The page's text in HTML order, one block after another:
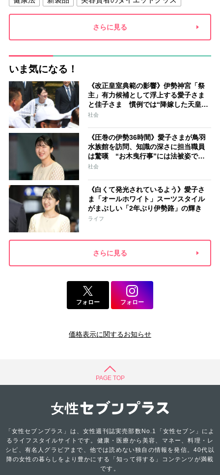
夫との関係
新津春子 どか食い
さらに見る
いま気になる！
《改正皇室典範の影響》伊勢神宮「祭
主」有力候補として浮上する愛子さま
と佳子さま 慣例では“降嫁した天皇家
の女性”が就任「結婚と祭祀の狭間で思
社会
《圧巻の伊勢36時間》愛子さまが鳥羽
水族館を訪問、知識の深さに担当職員
は驚嘆 “お木曳行事”には法被姿で参
加「市民に交じって一生懸命引いてお
社会
《白くて発光されているよう》愛子さ
ま「オールホワイト」スーツスタイル
がまぶしい「2年ぶり伊勢路」の輝き
ライフ
さらに見る
フォロー フォロー
価格表示に関するお知らせ
PAGE TOP
「女性セブンプラス」は、女性週刊誌実売部数No.1「女性セブン」によ
るライフスタイルサイトです。健康・医療から美容、マネー、料理・レ
シピ、有名人グラビアまで、他では読めない独自の情報を発信。40代以
降の女性の暮らしをより豊かにする「知って得する」コンテンツが満載
です。